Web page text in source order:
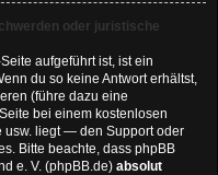
oder juristische
aufgeführt ist, ist ein
du so keine Antwort erhältst,
(führe dazu eine
bei einem kostenlosen
usw. liegt — den Support oder
Bitte beachte, dass phpBB
e. V. (phpBB.de) absolut